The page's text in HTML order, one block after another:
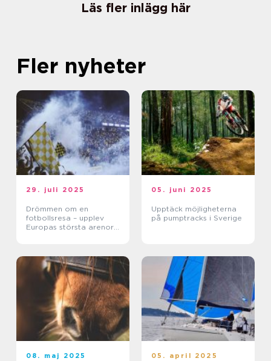
Läs fler inlägg här
Fler nyheter
29. juli 2025
Drömmen om en
fotbollsresa – upplev
Europas största arenor
05. juni 2025
Upptäck möjligheterna
på pumptracks i Sverige
08. maj 2025 05. april 2025